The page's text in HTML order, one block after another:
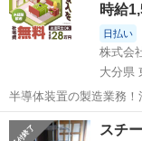
時給
日払い
株式会
大分県
半導体装置の製造業務
★赴任旅費会社負担◎20
給1,500円！《大分県中津市》 人気の工場のお仕事 ◇半導
大分 中津市
スチ